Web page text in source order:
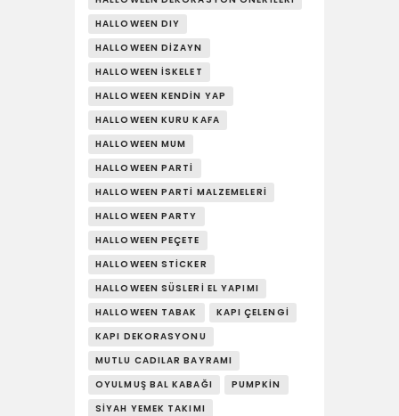
HALLOWEEN DIY
HALLOWEEN DIZAYN
HALLOWEEN İSKELET
HALLOWEEN KENDIN YAP
HALLOWEEN KURU KAFA
HALLOWEEN MUM
HALLOWEEN PARTI
HALLOWEEN PARTI MALZEMELERI
HALLOWEEN PARTY
HALLOWEEN PEÇETE
HALLOWEEN STICKER
HALLOWEEN SÜSLERI EL YAPIMI
HALLOWEEN TABAK
KAPI ÇELENGI
KAPI DEKORASYONU
MUTLU CADILAR BAYRAMI
OYULMUŞ BAL KABAĞI
PUMPKIN
SIYAH YEMEK TAKIMI